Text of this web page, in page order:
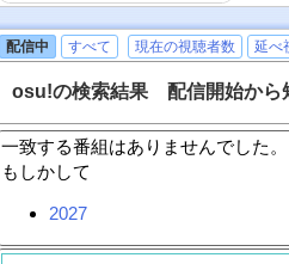
配信中
すべて 現在の視聴者数 延べ
osu!の検索結果 配信開始から
一致する番組はありませんでした。
もしかして
2027